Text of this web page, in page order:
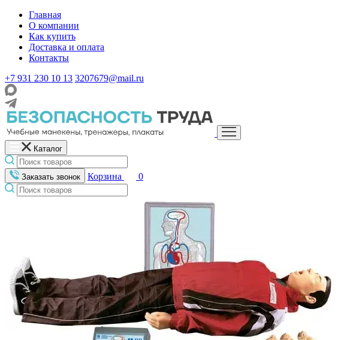
Главная
О компании
Как купить
Доставка и оплата
Контакты
+7 931 230 10 13 3207679@mail.ru
Каталог
Заказать звонок Корзина 0